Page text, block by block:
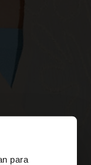
para